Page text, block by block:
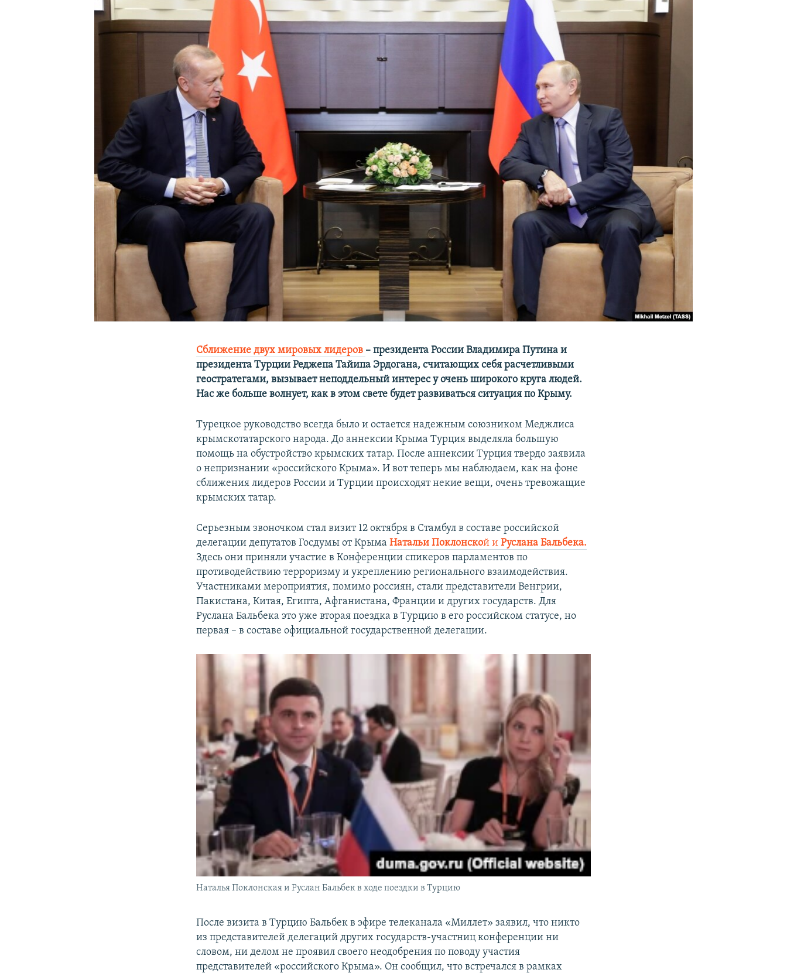
КРЫМ.НЕПОКОРЕННЫЙ
Сближение двух мировых лидеров – президента России Владимира Путина и
президента Турции Реджепа Тайипа Эрдогана, считающих себя расчетливыми
геостратегами, вызывает неподдельный интерес у очень широкого круга людей.
Нас же больше волнует, как в этом свете будет развиваться ситуация по Крыму.
Турецкое руководство всегда было и остается надежным союзником Меджлиса
крымскотатарского народа. До аннексии Крыма Турция выделяла большую
помощь на обустройство крымских татар. После аннексии Турция твердо заявила
о непризнании «российского Крыма». И вот теперь мы наблюдаем, как на фоне
сближения лидеров России и Турции происходят некие вещи, очень тревожащие
крымских татар.
Серьезным звоночком стал визит 12 октября в Стамбул в составе российской
делегации депутатов Госдумы от КрымаНатальи Поклонской иРуслана Бальбека.
Здесь они приняли участие в Конференции спикеров парламентов по
противодействию терроризму и укреплению регионального взаимодействия.
Участниками мероприятия, помимо россиян, стали представители Венгрии,
Пакистана, Китая, Египта, Афганистана, Франции и других государств. Для
Руслана Бальбека это уже вторая поездка в Турцию в его российском статусе, но
первая – в составе официальной государственной делегации.
Наталья Поклонская и Руслан Бальбек в ходе поездки в Турцию
После визита в Турцию Бальбек в эфире телеканала «Миллет» заявил, что никто
из представителей делегаций других государств-участниц конференции ни
словом, ни делом не проявил своего неодобрения по поводу участия
представителей «российского Крыма». Он сообщил, что встречался в рамках